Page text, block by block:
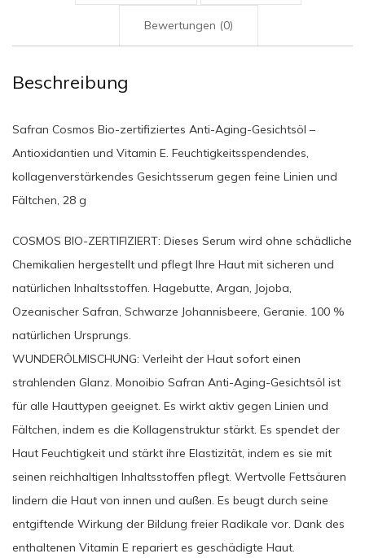
Bewertungen (0)
Beschreibung
Safran Cosmos Bio-zertifiziertes Anti-Aging-Gesichtsöl –
Antioxidantien und Vitamin E. Feuchtigkeitsspendendes,
kollagenverstärkendes Gesichtsserum gegen feine Linien und
Fältchen, 28 g
COSMOS BIO-ZERTIFIZIERT: Dieses Serum wird ohne schädliche
Chemikalien hergestellt und pflegt Ihre Haut mit sicheren und
natürlichen Inhaltsstoffen. Hagebutte, Argan, Jojoba,
Ozeanischer Safran, Schwarze Johannisbeere, Geranie. 100 %
natürlichen Ursprungs.
WUNDERÖLMISCHUNG: Verleiht der Haut sofort einen
strahlenden Glanz. Monoibio Safran Anti-Aging-Gesichtsöl ist
für alle Hauttypen geeignet. Es wirkt aktiv gegen Linien und
Fältchen, indem es die Kollagenstruktur stärkt. Es spendet der
Haut Feuchtigkeit und stärkt ihre Elastizität, indem es sie mit
seinen reichhaltigen Inhaltsstoffen pflegt. Wertvolle Fettsäuren
lindern die Haut von innen und außen. Es beugt durch seine
entgiftende Wirkung der Bildung freier Radikale vor. Dank des
enthaltenen Vitamin E repariert es geschädigte Haut.